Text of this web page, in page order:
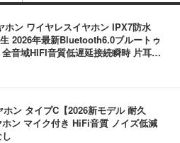
ン ワイヤレスイヤホン IPX7防水
2026年最新Bluetooth6.0ブルートゥ
音域HIFI音質低遅延接続瞬時 片耳/
対応 (002 black)
ン タイプC【2026新モデル 耐久
ン マイク付き HiFi音質 ノイズ低減